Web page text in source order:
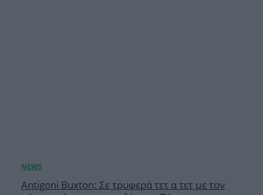
Antigoni Buxton: Σε τρυφερά τετ α τετ με τον